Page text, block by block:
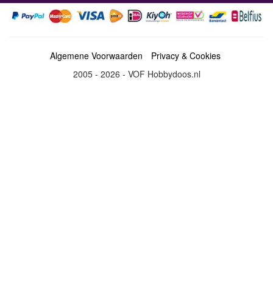
Algemene Voorwaarden
Privacy & Cookies
2005 - 2026 - VOF Hobbydoos.nl